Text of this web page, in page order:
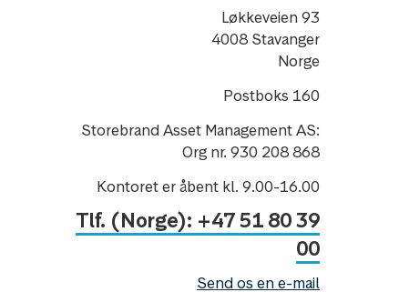
Løkkeveien 93
4008 Stavanger
Norge
Postboks 160
Storebrand Asset Management AS:
Org nr. 930 208 868
Kontoret er åbent kl. 9.00-16.00
Tlf. (Norge): +47 51 80 39
00
Send os en e-mail